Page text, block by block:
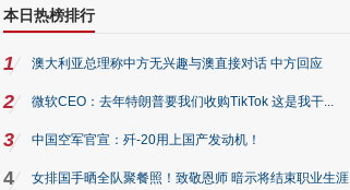
本日热榜排行
1 澳大利亚总理称中方无兴趣与澳直接对话 中方回应
2 微软CEO：去年特朗普要我们收购TikTok 这是我干...
3 中国空军官宣：歼-20用上国产发动机！
4 女排国手晒全队聚餐照！致敬恩师 暗示将结束职业生涯